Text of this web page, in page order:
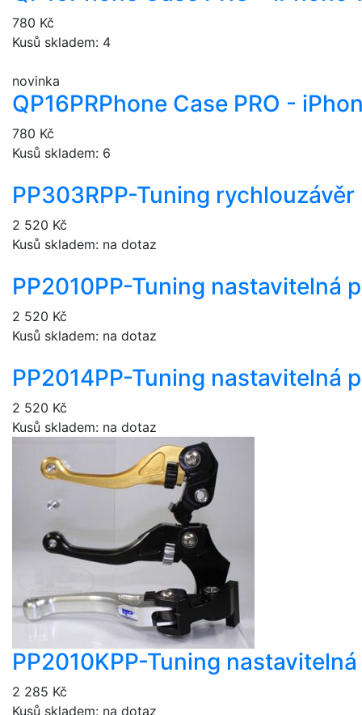
780 Kč
Kusů skladem: 4
novinka
QP16PRPhone Case PRO -
780 Kč
Kusů skladem: 6
PP303RPP-Tuning
2 520 Kč
Kusů skladem: na dotaz
PP2010PP-Tuning nastavitelná
2 520 Kč
Kusů skladem: na dotaz
PP2014PP-Tuning nastavitelná
2 520 Kč
Kusů skladem: na dotaz
PP2010KPP-Tuning
2 285 Kč
Kusů skladem: na dotaz